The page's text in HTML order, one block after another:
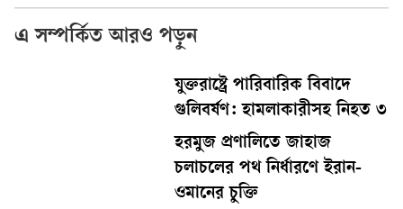
এ সম্পর্কিত আরও পড়ুন
যুক্তরাষ্ট্রে পারিবারিক বিবাদে
গুলিবর্ষণ: হামলাকারীসহ নিহত ৩
হরমুজ প্রণালিতে জাহাজ
চলাচলের পথ নির্ধারণে ইরান-
ওমানের চুক্তি